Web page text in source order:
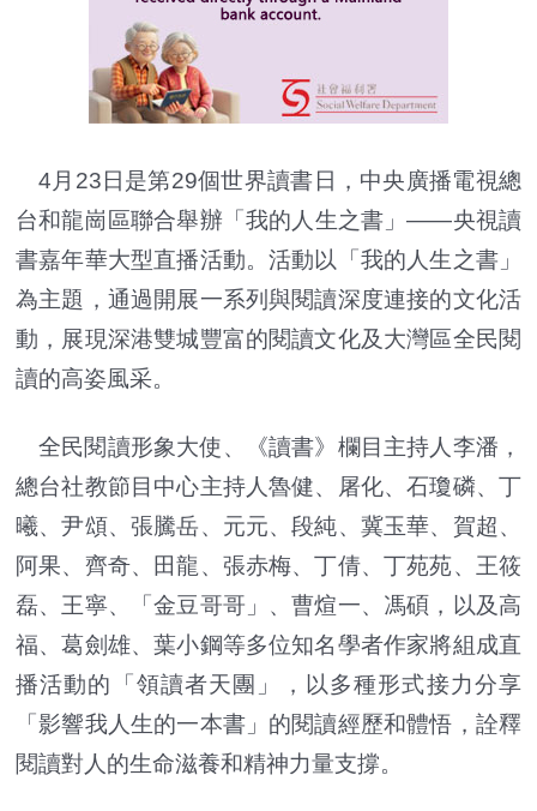
4月23日是第29個世界讀書日，中央廣播電視總
台和龍崗區聯合舉辦「我的人生之書」——央視讀
書嘉年華大型直播活動。活動以「我的人生之書」
為主題，通過開展一系列與閱讀深度連接的文化活
動，展現深港雙城豐富的閱讀文化及大灣區全民閱
讀的高姿風采。
全民閱讀形象大使、《讀書》欄目主持人李潘，
總台社教節目中心主持人魯健、屠化、石瓊磷、丁
曦、尹頌、張騰岳、元元、段純、冀玉華、賀超、
阿果、齊奇、田龍、張赤梅、丁倩、丁苑苑、王筱
磊、王寧、「金豆哥哥」、曹煊一、馮碩，以及高
福、葛劍雄、葉小鋼等多位知名學者作家將組成直
播活動的「領讀者天團」，以多種形式接力分享
「影響我人生的一本書」的閱讀經歷和體悟，詮釋
閱讀對人的生命滋養和精神力量支撐。